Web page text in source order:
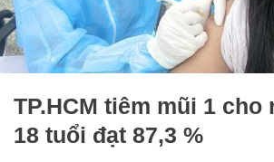
TP.HCM tiêm mũi 1
18 tuổi đạt 87,3 %